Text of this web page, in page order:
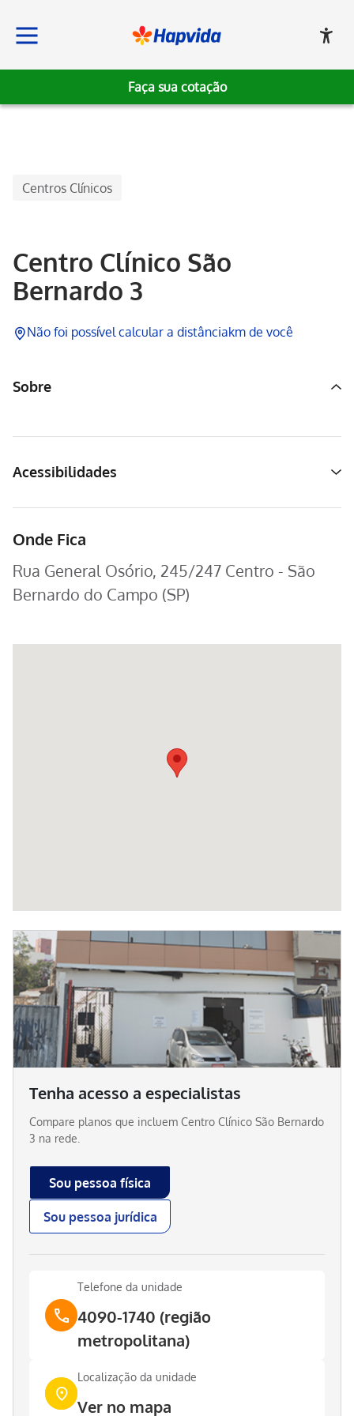
Faça sua cotação
Centros Clínicos
Centro Clínico São
Bernardo 3
Não foi possível calcular a distânciakm de você
Sobre
Acessibilidades
Onde Fica
Rua General Osório, 245/247 Centro - São
Bernardo do Campo (SP)
Tenha acesso a especialistas
Compare planos que incluem Centro Clínico São Bernardo
3 na rede.
Sou pessoa física
Sou pessoa jurídica
Telefone da unidade
4090-1740 (região
metropolitana)
Localização da unidade
Ver no mapa